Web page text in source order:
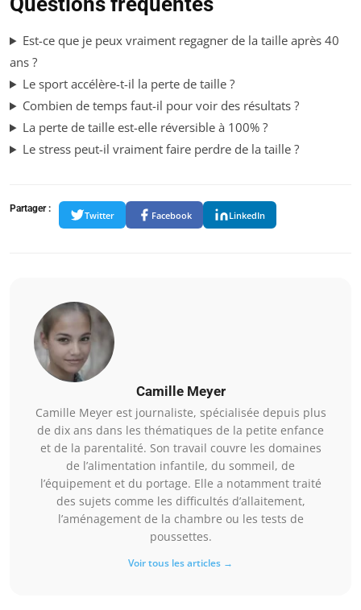
Est-ce que je peux vraiment regagner de la taille après 40
ans ?
Le sport accélère-t-il la perte de taille ?
Combien de temps faut-il pour voir des résultats ?
La perte de taille est-elle réversible à 100% ?
Le stress peut-il vraiment faire perdre de la taille ?
Partager :
Twitter Facebook LinkedIn
Camille Meyer
Camille Meyer est journaliste, spécialisée depuis plus
de dix ans dans les thématiques de la petite enfance
et de la parentalité. Son travail couvre les domaines
de l’alimentation infantile, du sommeil, de
l’équipement et du portage. Elle a notamment traité
des sujets comme les difficultés d’allaitement,
l’aménagement de la chambre ou les tests de
poussettes.
Voir tous les articles →